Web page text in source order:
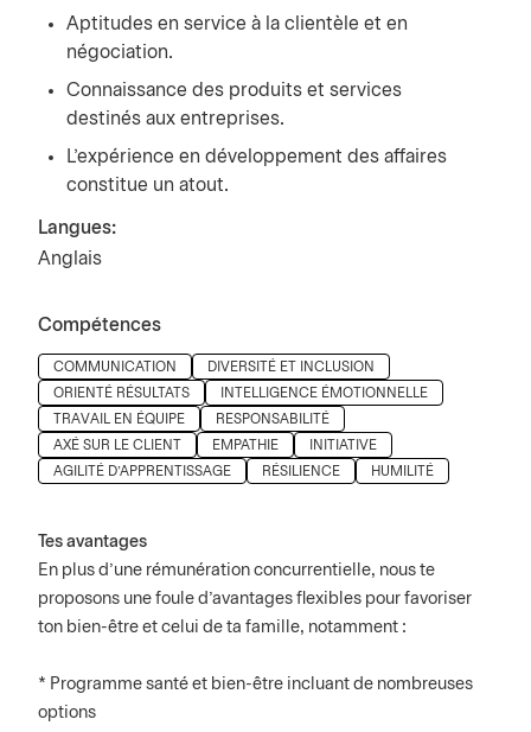
Aptitudes en service à la clientèle et en
négociation.
Connaissance des produits et services
destinés aux entreprises.
L’expérience en développement des affaires
constitue un atout.
Langues:
Anglais
Compétences
Press space or enter keys to toggle section visibility
COMMUNICATION
DIVERSITÉ ET INCLUSION
ORIENTÉ RÉSULTATS
INTELLIGENCE ÉMOTIONNELLE
TRAVAIL EN ÉQUIPE
RESPONSABILITÉ
AXÉ SUR LE CLIENT
EMPATHIE
INITIATIVE
AGILITÉ D'APPRENTISSAGE
RÉSILIENCE HUMILITÉ
Tes avantages
En plus d’une rémunération concurrentielle, nous te
proposons une foule d’avantages flexibles pour favoriser
ton bien-être et celui de ta famille, notamment :
* Programme santé et bien-être incluant de nombreuses
options